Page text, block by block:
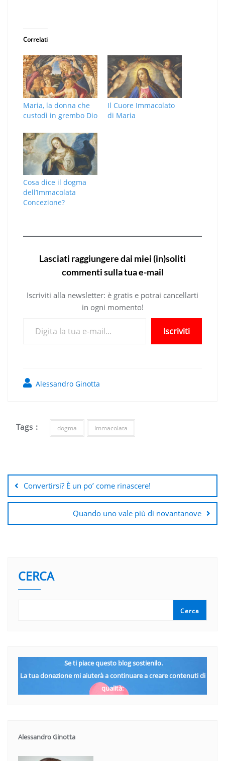
Correlati
Maria, la donna che
custodì in grembo Dio
Il Cuore Immacolato
di Maria
Cosa dice il dogma
dell’Immacolata
Concezione?
Lasciati raggiungere dai miei (in)soliti
commenti sulla tua e-mail
Iscriviti alla newsletter: è gratis e potrai cancellarti
in ogni momento!
Iscriviti
Alessandro Ginotta
Tags : dogma Immacolata
articoli
Convertirsi? È un po’ come rinascere!
Quando uno vale più di novantanove
CERCA
Cerca
Se ti piace questo blog sostienilo.
La tua donazione mi aiuterà a continuare a creare contenuti di
qualità:
Alessandro Ginotta